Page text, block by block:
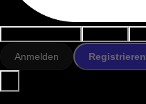
Anmelden Registrieren